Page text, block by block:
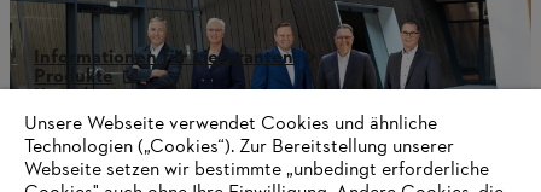
Informationen für Lieferanten
Produkte
Kontakt
Karriere
Hinweisgebersystem
Unsere Webseite verwendet Cookies und ähnliche
Technologien („Cookies“). Zur Bereitstellung unserer
Webseite setzen wir bestimmte „unbedingt erforderliche